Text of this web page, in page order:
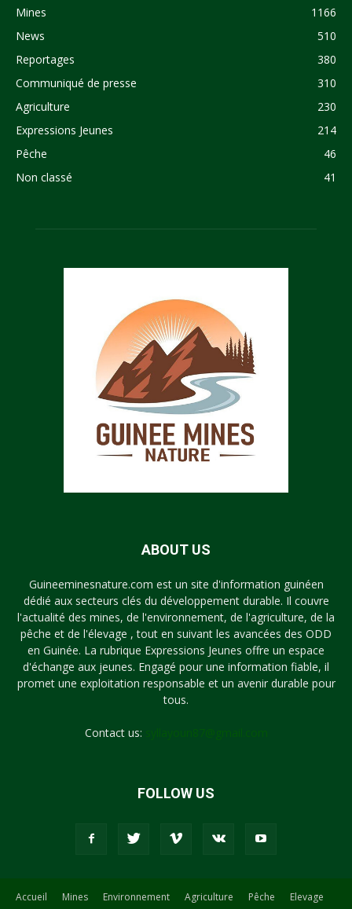
Mines
1166
News
510
Reportages
380
Communiqué de presse
310
Agriculture
230
Expressions Jeunes
214
Pêche
46
Non classé
41
ABOUT US
Guineeminesnature.com est un site d'information guinéen
dédié aux secteurs clés du développement durable. Il couvre
l'actualité des mines, de l'environnement, de l'agriculture, de la
pêche et de l'élevage , tout en suivant les avancées des ODD
en Guinée. La rubrique Expressions Jeunes offre un espace
d'échange aux jeunes. Engagé pour une information fiable, il
promet une exploitation responsable et un avenir durable pour
tous.
Contact us:
FOLLOW US
Accueil Mines Environnement Agriculture Pêche
Elevage